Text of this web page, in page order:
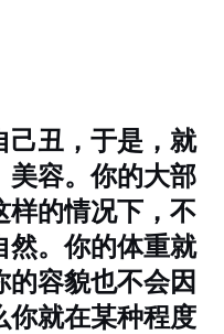
己丑，于是，就
美容。你的大部
样的情况下，不
然。你的体重就
容貌也不会因
你就在某种程度